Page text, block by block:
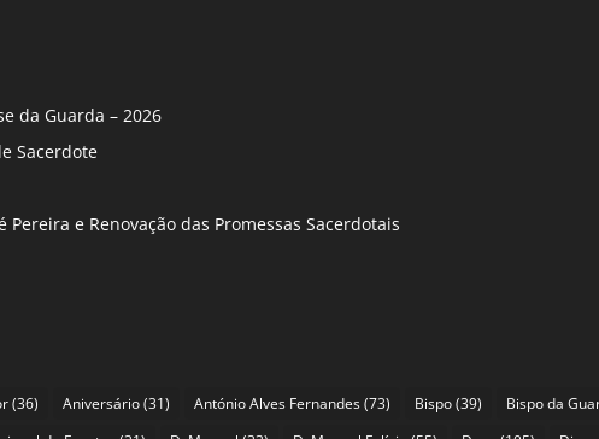
da Guarda – 2026
Sacerdote
Pereira e Renovação das Promessas Sacerdotais
(36) Aniversário(31) António Alves Fernandes(73) Bispo(39)
Bispo da